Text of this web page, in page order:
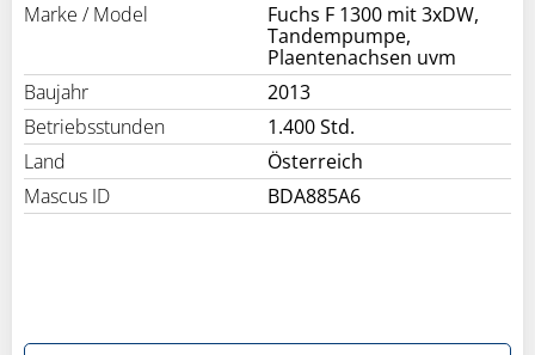
Marke / Model
Fuchs F 1300 mit 3xDW,
Tandempumpe,
Plaentenachsen uvm
Baujahr
2013
Betriebsstunden
1.400 Std.
Land
Österreich
Mascus ID
BDA885A6